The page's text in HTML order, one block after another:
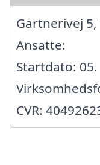
Gartnerivej
Ansatte:
Startdato: 05.
CVR: